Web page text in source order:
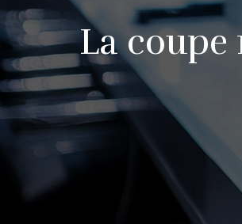
La